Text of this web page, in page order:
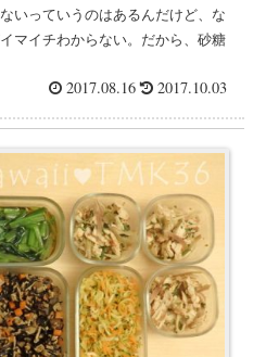
いっていうのはあるんだけど、な
マイチわからない。だから、砂糖
2017.08.16 2017.10.03